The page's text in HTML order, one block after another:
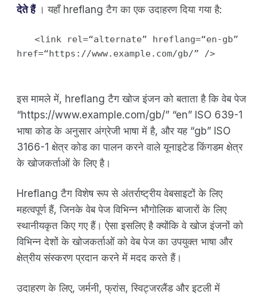
देते हैं। यहाँ hreflang टैग का एक उदाहरण दिया गया है:
<link rel=“alternate” hreflang=“en-gb”
href=“https://www.example.com/gb/” />
इस मामले में, hreflang टैग खोज इंजन को बताता है कि वेब पेज
“https://www.example.com/gb/” “en” ISO 639-1
भाषा कोड के अनुसार अंग्रेजी भाषा में है, और यह “gb” ISO
3166-1 क्षेत्र कोड का पालन करने वाले यूनाइटेड किंगडम क्षेत्र
के खोजकर्ताओं के लिए है।
Hreflang टैग विशेष रूप से अंतर्राष्ट्रीय वेबसाइटों के लिए
महत्वपूर्ण हैं, जिनके वेब पेज विभिन्न भौगोलिक बाजारों के लिए
स्थानीयकृत किए गए हैं। ऐसा इसलिए है क्योंकि वे खोज इंजनों को
विभिन्न देशों के खोजकर्ताओं को वेब पेज का उपयुक्त भाषा और
क्षेत्रीय संस्करण प्रदान करने में मदद करते हैं।
उदाहरण के लिए, जर्मनी, फ्रांस, स्विट्जरलैंड और इटली में